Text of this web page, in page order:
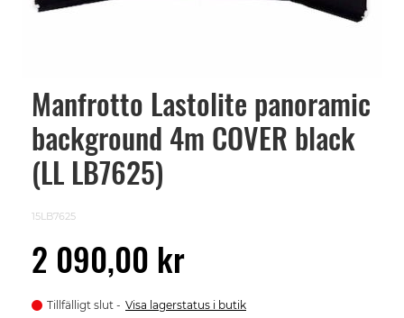
Manfrotto Lastolite panoramic
background 4m COVER black
(LL LB7625)
15LB7625
2 090,00 kr
Tillfälligt slut Visa lagerstatus i butik
Skip
beginning
images